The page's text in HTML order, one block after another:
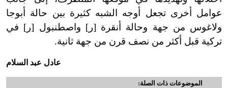
عوامل أخرى تجعل أوجه الشبه كثيرة بين حالة أبوجا
ولاغوس من جهة وحالة أنقرة [ر] واصطنبول [ر] في
تركية قبل أكثر من نصف قرن من جهة ثانية.
عادل عبد السلام
الموضوعات ذات الصلة: